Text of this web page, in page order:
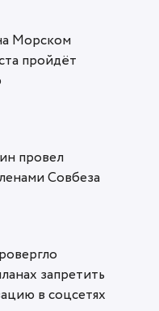
Морском
пройдёт
провел
Совбеза
запретить
в соцсетях